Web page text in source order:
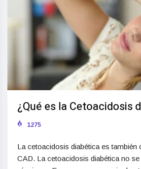
¿Qué es la Cetoacidosis
1275
La cetoacidosis diabética es también
CAD. La cetoacidosis diabética no